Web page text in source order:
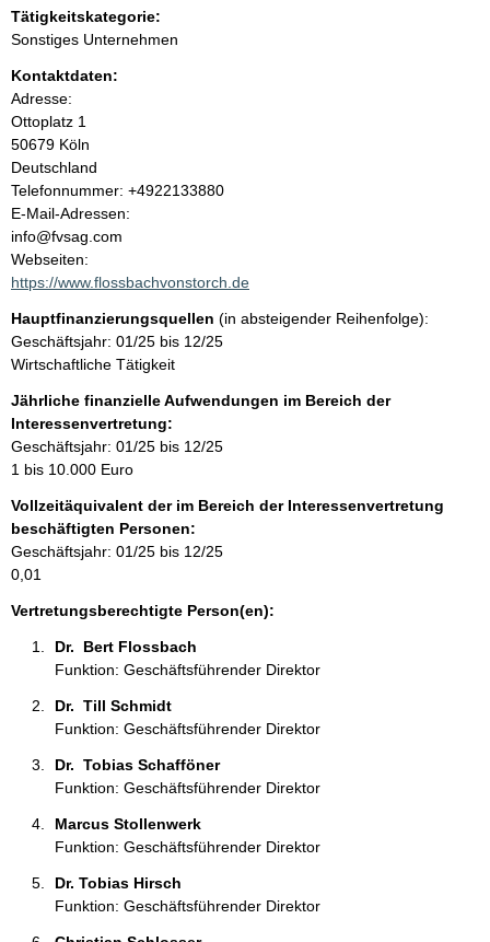
n
i
n
h
a
l
t
Tätigkeitskategorie:
Sonstiges Unternehmen
Kontaktdaten:
Adresse:
Ottoplatz 1
50679 Köln
Deutschland
K
o
n
t
a
t
i
n
f
o
r
m
t
i
o
n
e
Telefonnummer: +4922133880
E-Mail-Adressen:
info@fvsag.com
Webseiten:
https://www.flossbachvonstorch.de
Hauptfinanzierungsquellen (in absteigender Reihenfolge):
Geschäftsjahr: 01/25 bis 12/25
Wirtschaftliche Tätigkeit
Jährliche finanzielle Aufwendungen im Bereich der
Interessenvertretung:
Geschäftsjahr: 01/25 bis 12/25
1 bis 10.000 Euro
Vollzeitäquivalent der im Bereich der Interessenvertretung
beschäftigten Personen:
Geschäftsjahr: 01/25 bis 12/25
0,01
Vertretungsberechtigte Person(en):
Dr.  Bert Flossbach
Funktion: Geschäftsführender Direktor
Dr.  Till Schmidt
Funktion: Geschäftsführender Direktor
Dr.  Tobias Schafföner
Funktion: Geschäftsführender Direktor
Marcus Stollenwerk
Funktion: Geschäftsführender Direktor
Dr. Tobias Hirsch
Funktion: Geschäftsführender Direktor